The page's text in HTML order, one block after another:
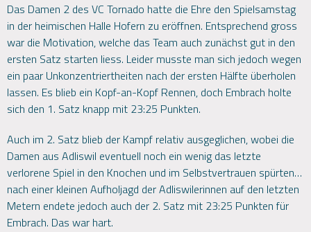
Das Damen 2 des VC Tornado hatte die Ehre den Spielsamstag
in der heimischen Halle Hofern zu eröffnen. Entsprechend gross
war die Motivation, welche das Team auch zunächst gut in den
ersten Satz starten liess. Leider musste man sich jedoch wegen
ein paar Unkonzentriertheiten nach der ersten Hälfte überholen
lassen. Es blieb ein Kopf-an-Kopf Rennen, doch Embrach holte
sich den 1. Satz knapp mit 23:25 Punkten.
Auch im 2. Satz blieb der Kampf relativ ausgeglichen, wobei die
Damen aus Adliswil eventuell noch ein wenig das letzte
verlorene Spiel in den Knochen und im Selbstvertrauen spürten…
nach einer kleinen Aufholjagd der Adliswilerinnen auf den letzten
Metern endete jedoch auch der 2. Satz mit 23:25 Punkten für
Embrach. Das war hart.